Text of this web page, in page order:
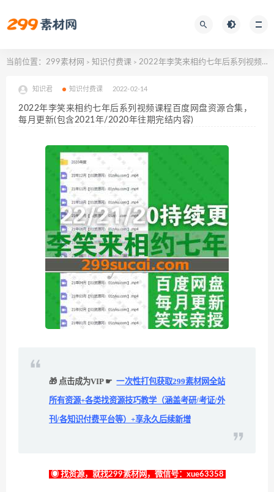
当前位置： 299素材网 > 知识付费课 > 2022年李笑来相约七年后系列视频课程百度网盘资源合集，每月更新(包含2021年/2020年往期完结内容)
知识君 知识付费课 2022-02-14
2022年李笑来相约七年后系列视频课程百度网盘资源合集，
每月更新(包含2021年/2020年往期完结内容)
🎁 点击成为VIP ☛ 一次性打包获取299素材网全站
所有资源+各类找资源技巧教学（涵盖考研/考证/外
刊/各知识付费平台等）+享永久后续新增
◉ 找资源，就找299素材网，微信号：xue63358